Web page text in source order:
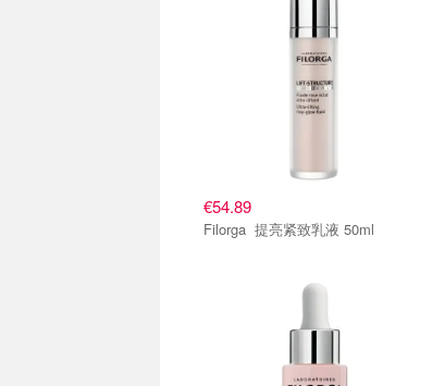
€54.89
Filorga 提亮紧致乳液 50ml